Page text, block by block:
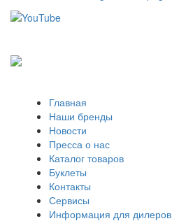
Главная
Наши бренды
Новости
Пресса о нас
Каталог товаров
Буклеты
Контакты
Сервисы
Информация для дилеров